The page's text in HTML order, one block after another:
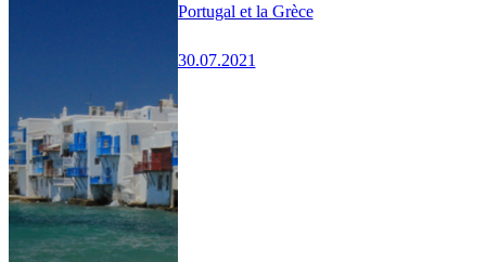
Portugal et la Grèce
30.07.2021